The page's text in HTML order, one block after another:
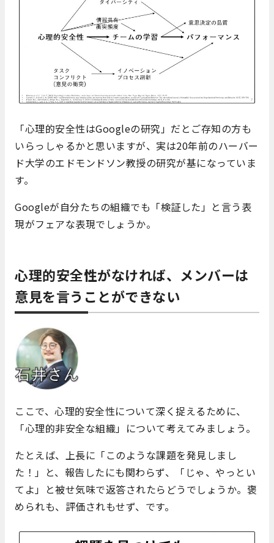
「心理的安全性はGoogleの研究」だとご存知の方も
いらっしゃるかと思いますが、実は20年前のハーバー
ド大学のエドモンドソン教授の研究が基になっていま
す。
Googleが自分たちの組織でも「検証した」と言う表
現がフェアな表現でしょうか。
心理的安全性がなければ、メンバーは
意見を言うことができない
ここで、心理的安全性について深く捉えるために、
「心理的非安全な組織」について考えてみましょう。
たとえば、上長に「このような課題を発見しまし
た！」と、報告したにも関わらず、「じゃ、やっとい
てよ」と被せ気味で返答されたらどうでしょうか。褒
められも、評価されもせず、です。